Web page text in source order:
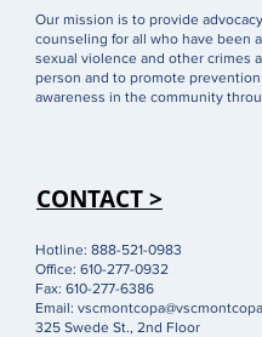
Our mission is to provide
counseling for all who have been
sexual violence and other crimes
person and to promote prevention
awareness in the community
CONTACT >
Hotline: 888-521-0983
Office: 610-277-0932
Fax: 610-277-6386
Email:
325 Swede St., 2nd Floor